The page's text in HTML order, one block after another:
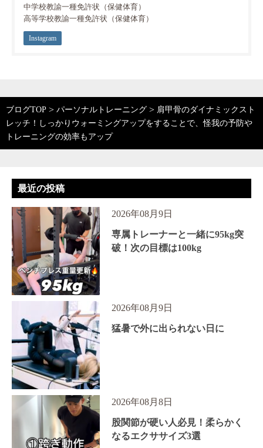
中学校教諭一種免許状（保健体育）
高等学校教諭一種免許状（保健体育）
Instagram
ブログTOP > パーソナルトレーニング > 肩甲骨のダイナミックスト
レッチ！しっかりウォーミングアップをすることで、怪我の予防や
トレーニングの効率もアップ
最近の投稿
2026年08月9日
専属トレーナーと一緒に95kg突
破！次の目標は100kg
2026年08月9日
猛暑で外に出られない日に
2026年08月8日
股関節が硬い人必見！柔らかく
なるエクササイズ3選